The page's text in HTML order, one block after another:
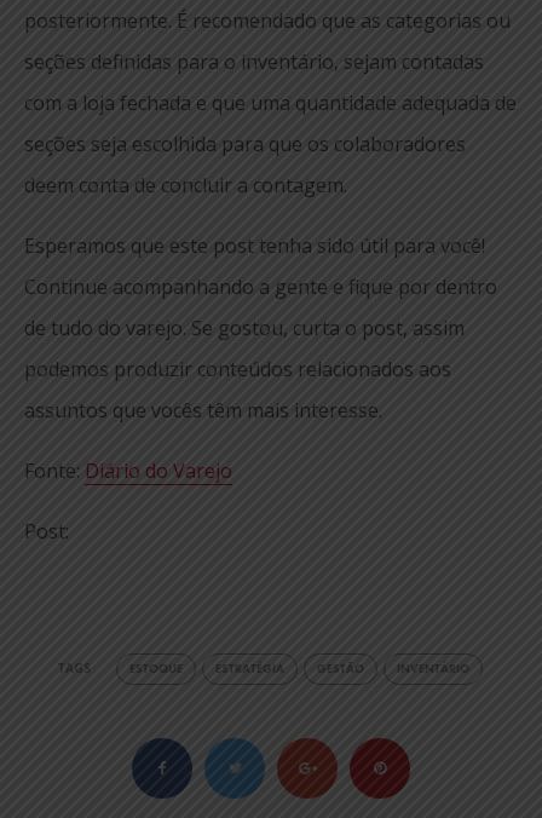
posteriormente. É recomendado que as categorias ou
seções definidas para o inventário, sejam contadas
com a loja fechada e que uma quantidade adequada de
seções seja escolhida para que os colaboradores
deem conta de concluir a contagem.
Esperamos que este post tenha sido útil para você!
Continue acompanhando a gente e fique por dentro
de tudo do varejo. Se gostou, curta o post, assim
podemos produzir conteúdos relacionados aos
assuntos que vocês têm mais interesse.
Fonte: Diário do Varejo
Post:
TAGS ESTOQUE ESTRATÉGIA GESTÃO INVENTÁRIO